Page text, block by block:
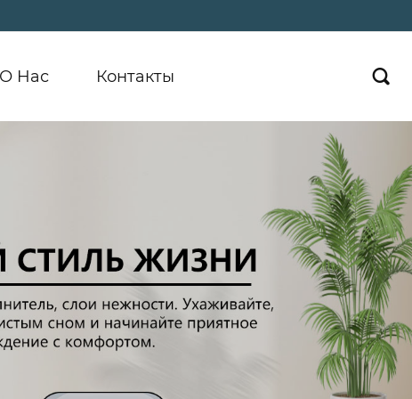
О Hас Контакты 